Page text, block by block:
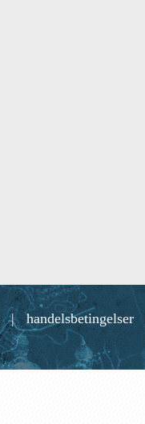
| handelsbetingelser